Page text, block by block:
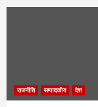
राजनीति सम्पादकीय देश